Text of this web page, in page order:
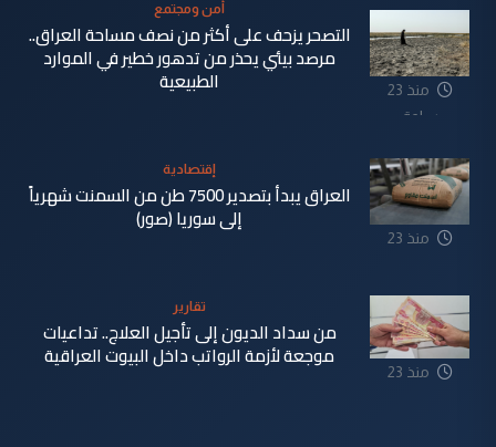
منذ 23
ساعة
أمن ومجتمع
التصحر يزحف على أكثر من نصف مساحة العراق..
مرصد بيئي يحذر من تدهور خطير في الموارد
الطبيعية
منذ 23
إقتصادية
العراق يبدأ بتصدير 7500 طن من السمنت شهرياً
إلى سوريا (صور)
منذ 23
تقارير
من سداد الديون إلى تأجيل العلاج.. تداعيات
موجعة لأزمة الرواتب داخل البيوت العراقية